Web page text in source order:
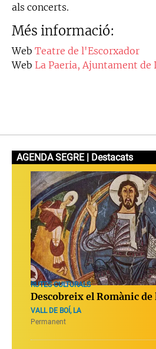
als concerts.
Més informació:
Web Teatre de l'Escorxador
Web La Paeria, Ajuntament de
AGENDA SEGRE | Destacats
RUTES CULTURALS
Descobreix el Romànic de
VALL DE BOÍ, LA
Permanent